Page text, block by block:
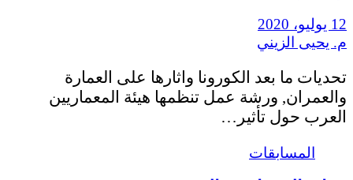
12 يوليو، 2020
م. يحيى الزيني
تحديات ما بعد الكورونا واثارها على العمارة
والعمران, ورشة عمل تنظمها هيئة المعماريين
العرب حول تأثير…
المسابقات